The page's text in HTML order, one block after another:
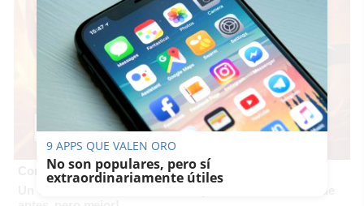
Corepunk MMORPG
9 APPS QUE VALEN ORO
No son populares, pero sí
extraordinariamente útiles